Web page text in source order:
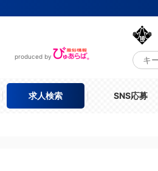
produced by
求人検索 SNS応募